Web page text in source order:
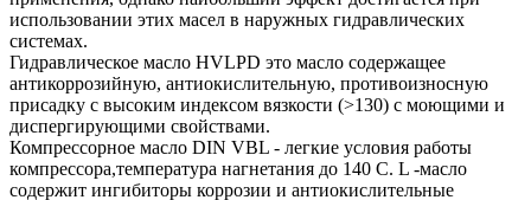
использовании этих масел в наружных гидравлических
системах.
Гидравлическое масло HVLPD это масло содержащее
антикоррозийную, антиокислительную, противоизносную
присадку с высоким индексом вязкости (>130) с моющими и
диспергирующими свойствами.
Компрессорное масло DIN VBL - легкие условия работы
компрессора,температура нагнетания до 140 С. L -масло
содержит ингибиторы коррозии и антиокислительные